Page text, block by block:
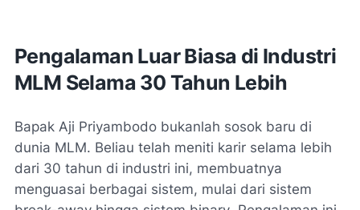
Pengalaman Luar Biasa di Industri
MLM Selama 30 Tahun Lebih
Bapak Aji Priyambodo bukanlah sosok baru di
dunia MLM. Beliau telah meniti karir selama lebih
dari 30 tahun di industri ini, membuatnya
menguasai berbagai sistem, mulai dari sistem